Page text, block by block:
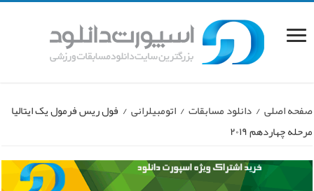
صفحه اصلی / دانلود مسابقات / اتومبیلرانی / فول ریس فرمول یک ایتالیا
مرحله چهاردهم ۲۰۱۹